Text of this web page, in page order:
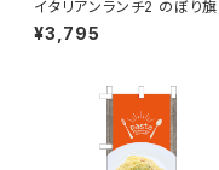
イタリアンランチ2 のぼり旗
¥3,795